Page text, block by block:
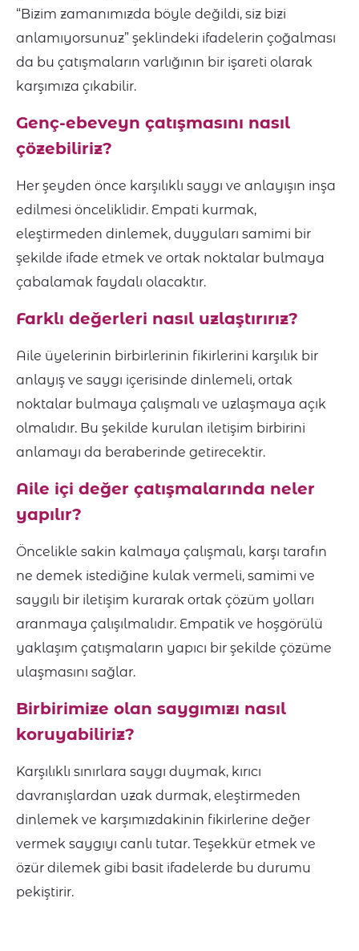
“Bizim zamanımızda böyle değildi, siz bizi
anlamıyorsunuz” şeklindeki ifadelerin çoğalması
da bu çatışmaların varlığının bir işareti olarak
karşımıza çıkabilir.
Genç-ebeveyn çatışmasını nasıl
çözebiliriz?
Her şeyden önce karşılıklı saygı ve anlayışın inşa
edilmesi önceliklidir. Empati kurmak,
eleştirmeden dinlemek, duyguları samimi bir
şekilde ifade etmek ve ortak noktalar bulmaya
çabalamak faydalı olacaktır.
Farklı değerleri nasıl uzlaştırırız?
Aile üyelerinin birbirlerinin fikirlerini karşılık bir
anlayış ve saygı içerisinde dinlemeli, ortak
noktalar bulmaya çalışmalı ve uzlaşmaya açık
olmalıdır. Bu şekilde kurulan iletişim birbirini
anlamayı da beraberinde getirecektir.
Aile içi değer çatışmalarında neler
yapılır?
Öncelikle sakin kalmaya çalışmalı, karşı tarafın
ne demek istediğine kulak vermeli, samimi ve
saygılı bir iletişim kurarak ortak çözüm yolları
aranmaya çalışılmalıdır. Empatik ve hoşgörülü
yaklaşım çatışmaların yapıcı bir şekilde çözüme
ulaşmasını sağlar.
Birbirimize olan saygımızı nasıl
koruyabiliriz?
Karşılıklı sınırlara saygı duymak, kırıcı
davranışlardan uzak durmak, eleştirmeden
dinlemek ve karşımızdakinin fikirlerine değer
vermek saygıyı canlı tutar. Teşekkür etmek ve
özür dilemek gibi basit ifadelerde bu durumu
pekiştirir.